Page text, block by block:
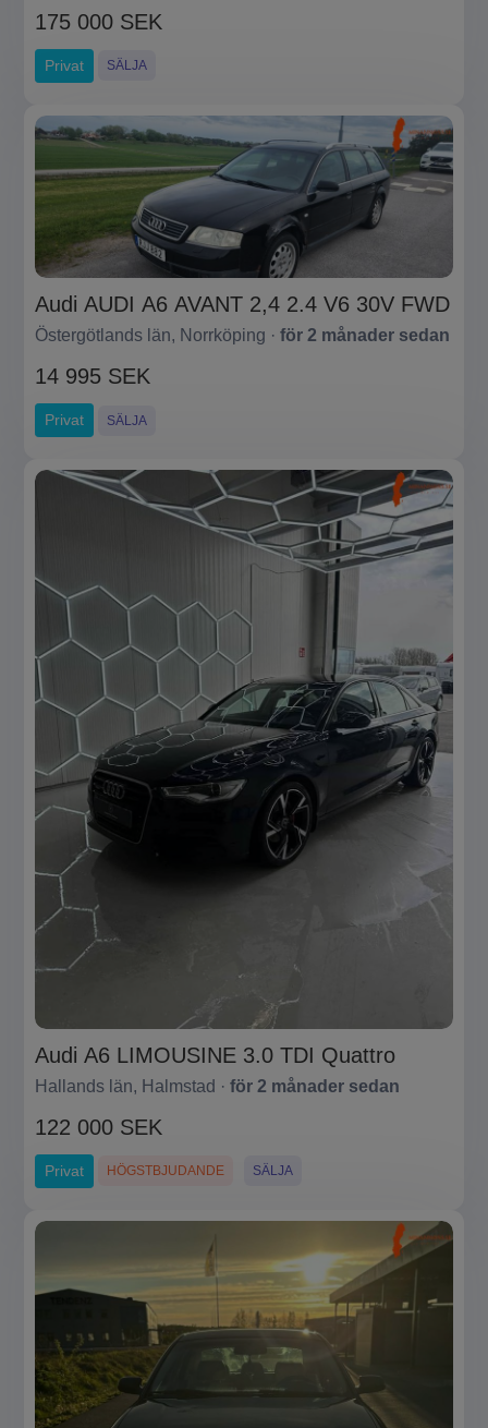
175 000 SEK
Privat SÄLJA
Audi AUDI A6 AVANT 2,4 2.4 V6 30V FWD
Östergötlands län, Norrköping · för 2 månader sedan
14 995 SEK
Privat SÄLJA
Audi A6 LIMOUSINE 3.0 TDI Quattro
Hallands län, Halmstad · för 2 månader sedan
122 000 SEK
Privat HÖGSTBJUDANDE SÄLJA